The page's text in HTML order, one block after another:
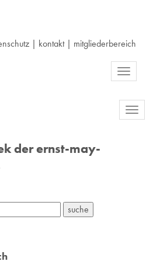
| kontakt| mitgliederbereich
Toggle
der ernst-may-